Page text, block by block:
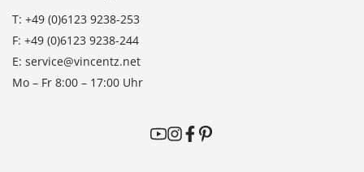
T: +49 (0)6123 9238-253
F: +49 (0)6123 9238-244
E: service@vincentz.net
Mo – Fr 8:00 – 17:00 Uhr